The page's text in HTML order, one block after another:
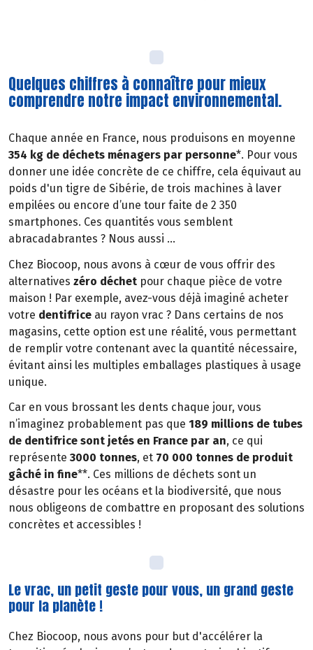
Quelques chiffres à connaître pour mieux
comprendre notre impact environnemental.
Chaque année en France, nous produisons en moyenne
354 kg de déchets ménagers par personne*. Pour vous
donner une idée concrète de ce chiffre, cela équivaut au
poids d'un tigre de Sibérie, de trois machines à laver
empilées ou encore d’une tour faite de 2 350
smartphones. Ces quantités vous semblent
abracadabrantes ? Nous aussi …
Chez Biocoop, nous avons à cœur de vous offrir des
alternatives zéro déchet pour chaque pièce de votre
maison ! Par exemple, avez-vous déjà imaginé acheter
votre dentifrice au rayon vrac ? Dans certains de nos
magasins, cette option est une réalité, vous permettant
de remplir votre contenant avec la quantité nécessaire,
évitant ainsi les multiples emballages plastiques à usage
unique.
Car en vous brossant les dents chaque jour, vous
n’imaginez probablement pas que 189 millions de tubes
de dentifrice sont jetés en France par an, ce qui
représente 3000 tonnes, et 70 000 tonnes de produit
gâché in fine**. Ces millions de déchets sont un
désastre pour les océans et la biodiversité, que nous
nous obligeons de combattre en proposant des solutions
concrètes et accessibles !
Le vrac, un petit geste pour vous, un grand geste
pour la planète !
Chez Biocoop, nous avons pour but d'accélérer la